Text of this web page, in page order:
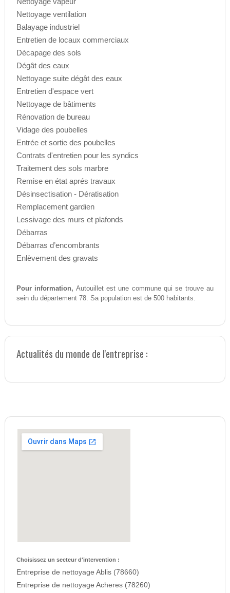
Nettoyage ventilation
Balayage industriel
Entretien de locaux commerciaux
Décapage des sols
Dégât des eaux
Nettoyage suite dégât des eaux
Entretien d'espace vert
Nettoyage de bâtiments
Rénovation de bureau
Vidage des poubelles
Entrée et sortie des poubelles
Contrats d'entretien pour les syndics
Traitement des sols marbre
Remise en état aprés travaux
Désinsectisation - Dératisation
Remplacement gardien
Lessivage des murs et plafonds
Débarras
Débarras d’encombrants
Enlèvement des gravats
Pour information, Autouillet est une commune qui se trouve au
sein du département 78. Sa population est de 500 habitants.
Actualités du monde de l'entreprise :
Choisissez un secteur d'intervention :
Entreprise de nettoyage Ablis (78660)
Entreprise de nettoyage Acheres (78260)